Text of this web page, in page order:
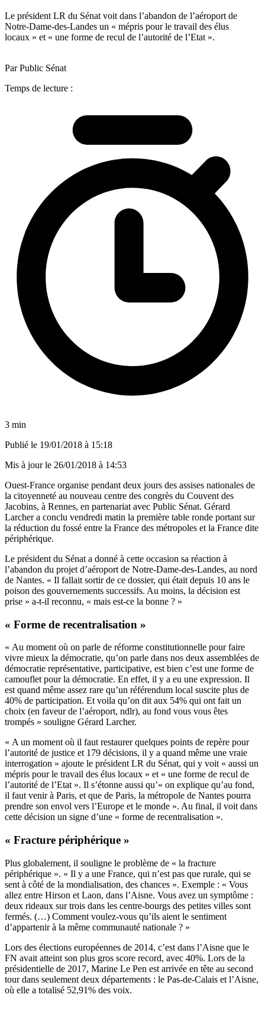
Le président LR du Sénat voit dans l’abandon de l’aéroport de
Notre-Dame-des-Landes un « mépris pour le travail des élus
locaux » et « une forme de recul de l’autorité de l’Etat ».
Par Public Sénat
Temps de lecture :
3 min
Publié le 19/01/2018 à 15:18
Mis à jour le 26/01/2018 à 14:53
Ouest-France organise pendant deux jours des assises nationales de
la citoyenneté au nouveau centre des congrès du Couvent des
Jacobins, à Rennes, en partenariat avec Public Sénat. Gérard
Larcher a conclu vendredi matin la première table ronde portant sur
la réduction du fossé entre la France des métropoles et la France dite
périphérique.
Le président du Sénat a donné à cette occasion sa réaction à
l’abandon du projet d’aéroport de Notre-Dame-des-Landes, au nord
de Nantes. « Il fallait sortir de ce dossier, qui était depuis 10 ans le
poison des gouvernements successifs. Au moins, la décision est
prise » a-t-il reconnu, « mais est-ce la bonne ? »
« Forme de recentralisation »
« Au moment où on parle de réforme constitutionnelle pour faire
vivre mieux la démocratie, qu’on parle dans nos deux assemblées de
démocratie représentative, participative, est bien c’est une forme de
camouflet pour la démocratie. En effet, il y a eu une expression. Il
est quand même assez rare qu’un référendum local suscite plus de
40% de participation. Et voila qu’on dit aux 54% qui ont fait un
choix (en faveur de l’aéroport, ndlr), au fond vous vous êtes
trompés » souligne Gérard Larcher.
« A un moment où il faut restaurer quelques points de repère pour
l’autorité de justice et 179 décisions, il y a quand même une vraie
interrogation » ajoute le président LR du Sénat, qui y voit « aussi un
mépris pour le travail des élus locaux » et « une forme de recul de
l’autorité de l’Etat ». Il s’étonne aussi qu’« on explique qu’au fond,
il faut venir à Paris, et que de Paris, la métropole de Nantes pourra
prendre son envol vers l’Europe et le monde ». Au final, il voit dans
cette décision un signe d’une « forme de recentralisation ».
« Fracture périphérique »
Plus globalement, il souligne le problème de « la fracture
périphérique ». « Il y a une France, qui n’est pas que rurale, qui se
sent à côté de la mondialisation, des chances ». Exemple : « Vous
allez entre Hirson et Laon, dans l’Aisne. Vous avez un symptôme :
deux rideaux sur trois dans les centre-bourgs des petites villes sont
fermés. (…) Comment voulez-vous qu’ils aient le sentiment
d’appartenir à la même communauté nationale ? »
Lors des élections européennes de 2014, c’est dans l’Aisne que le
FN avait atteint son plus gros score record, avec 40%. Lors de la
présidentielle de 2017, Marine Le Pen est arrivée en tête au second
tour dans seulement deux départements : le Pas-de-Calais et l’Aisne,
où elle a totalisé 52,91% des voix.